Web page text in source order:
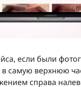
если были
самую верхнюю
справа